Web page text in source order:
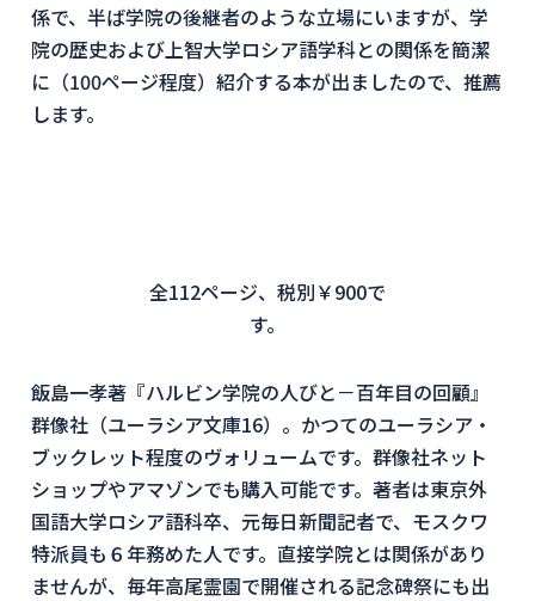
係で、 半ば学院の後継者のような立場にいますが、 学
院の歴史および上智大学ロシア語学科との関係を簡潔
に（100ページ程度）紹介する本が出ましたので、推薦
します。
全112ページ、税別￥900で
す。
飯島一孝著『ハルビン学院の人びと－百年目の回顧』
群像社（ユーラシア文庫16） 。かつてのユーラシア・
ブックレット程度のヴォリュームです。群像社ネット
ショップやアマゾンでも購入可能です。著者は東京外
国語大学ロシア語科卒、元毎日新聞記者で、 モスクワ
特派員も６年務めた人です。 直接学院とは関係があり
ませんが、 毎年高尾霊園で開催される記念碑祭にも出